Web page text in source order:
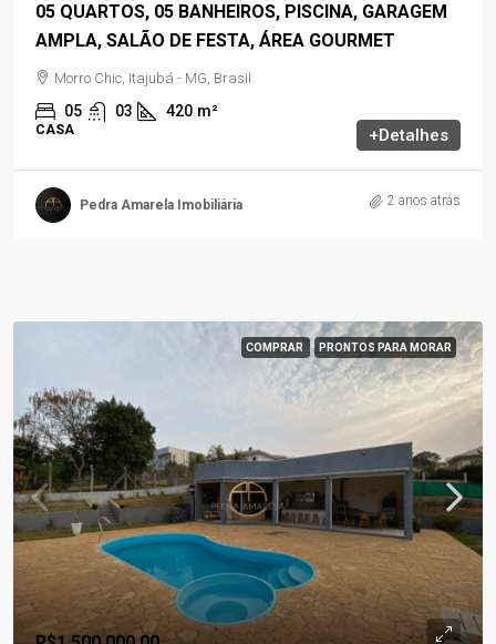
05 QUARTOS, 05 BANHEIROS, PISCINA, GARAGEM
AMPLA, SALÃO DE FESTA, ÁREA GOURMET
Morro Chic, Itajubá - MG, Brasil
05 03 420 m²
CASA +Detalhes
Pedra Amarela Imobiliária 2 anos atrás
COMPRAR PRONTOS PARA MORAR